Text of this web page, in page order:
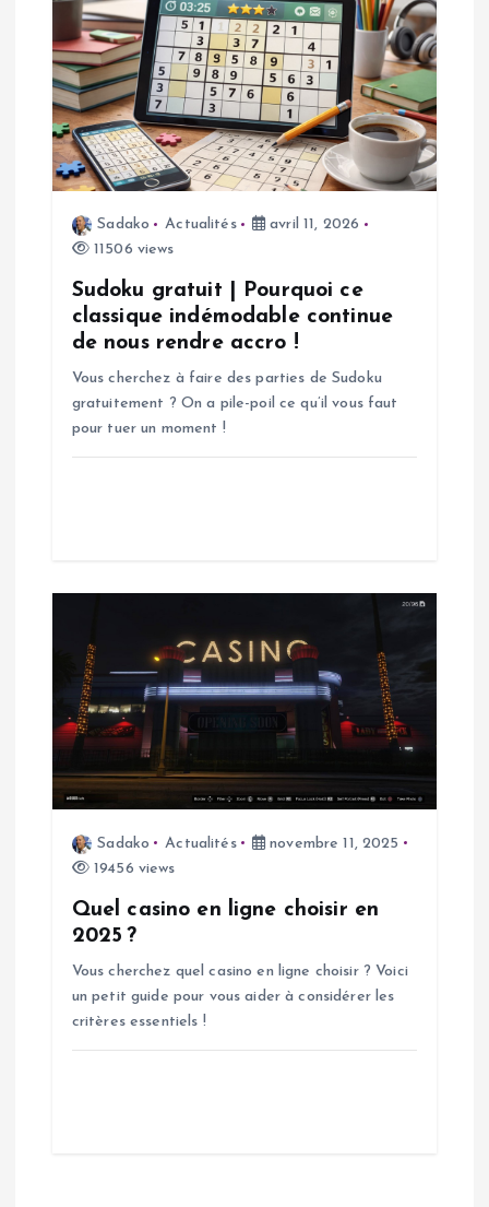
o
n
d
e
Sadako Actualités
avril 11, 2026
11506 views
Sudoku gratuit | Pourquoi ce
classique indémodable continue
de nous rendre accro !
Vous cherchez à faire des parties de Sudoku
gratuitement ? On a pile-poil ce qu’il vous faut
pour tuer un moment !
Sadako Actualités
novembre 11, 2025
19456 views
Quel casino en ligne choisir en
2025 ?
Vous cherchez quel casino en ligne choisir ? Voici
un petit guide pour vous aider à considérer les
critères essentiels !